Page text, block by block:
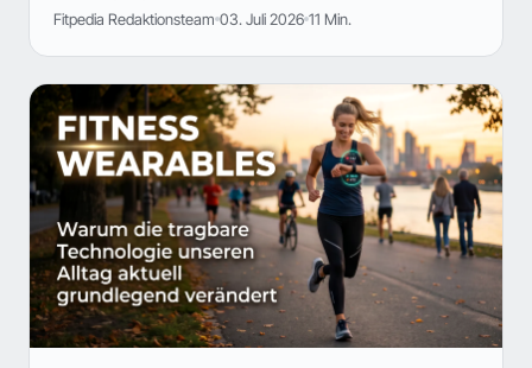
Fitpedia Redaktionsteam 03. Juli 2026 11 Min.